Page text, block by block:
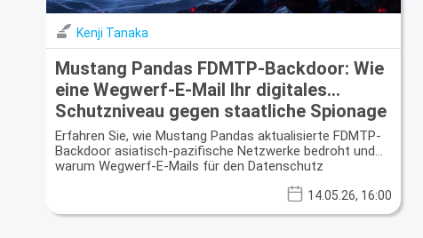
Kenji Tanaka
Mustang Pandas FDMTP-Backdoor: Wie
eine Wegwerf-E-Mail Ihr digitales
Schutzniveau gegen staatliche Spionage
befestigt
Erfahren Sie, wie Mustang Pandas aktualisierte FDMTP-
Backdoor asiatisch-pazifische Netzwerke bedroht und
warum Wegwerf-E-Mails für den Datenschutz
14.05.26, 16:00